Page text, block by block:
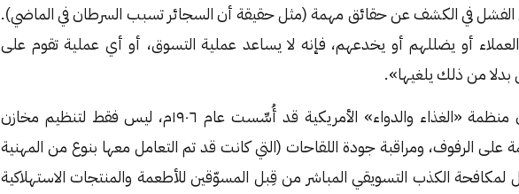
الفشل في الكشف عن حقائق مهمة (مثل حقيقة أن السجائر تسبب السرطان في الماضي).
العملاء أو يضللهم أو يخدعهم، فإنه لا يساعد عملية التسوق، أو أي عملية تقوم على
بدلا من ذلك يلغيها».
يجب أن نعي مثلًا أن منظمة «الغذاء والدواء» الأمريكية قد أُسِّست عام ١٩٠٦م، ليس فقط لتنظيم مخازن
على الرفوف، ومراقبة جودة اللقاحات (التي كانت قد تم التعامل معها بنوع من المهنية
لمكافحة الكذب التسويقي المباشر من قِبل المسوّقين للأطعمة والمنتجات الاستهلاكية